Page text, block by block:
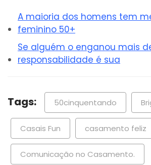
A maioria dos homens tem
feminino 50+
Se alguém o enganou mais
responsabilidade é sua
Tags: 50cinquentando
Casais Fun casamento feliz
Comunicação no Casamento.